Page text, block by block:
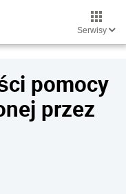
Serwisy
pomocy
przez